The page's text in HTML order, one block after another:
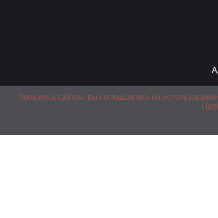
Пользуясь сайтом, вы соглашаетесь на